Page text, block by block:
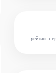
рейтинг